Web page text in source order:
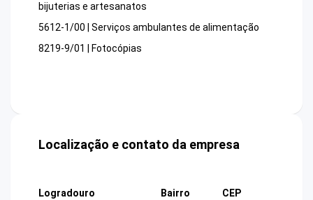
bijuterias e artesanatos
5612-1/00 | Serviços ambulantes de alimentação
8219-9/01 | Fotocópias
Localização e contato da empresa
Logradouro
Bairro
CEP